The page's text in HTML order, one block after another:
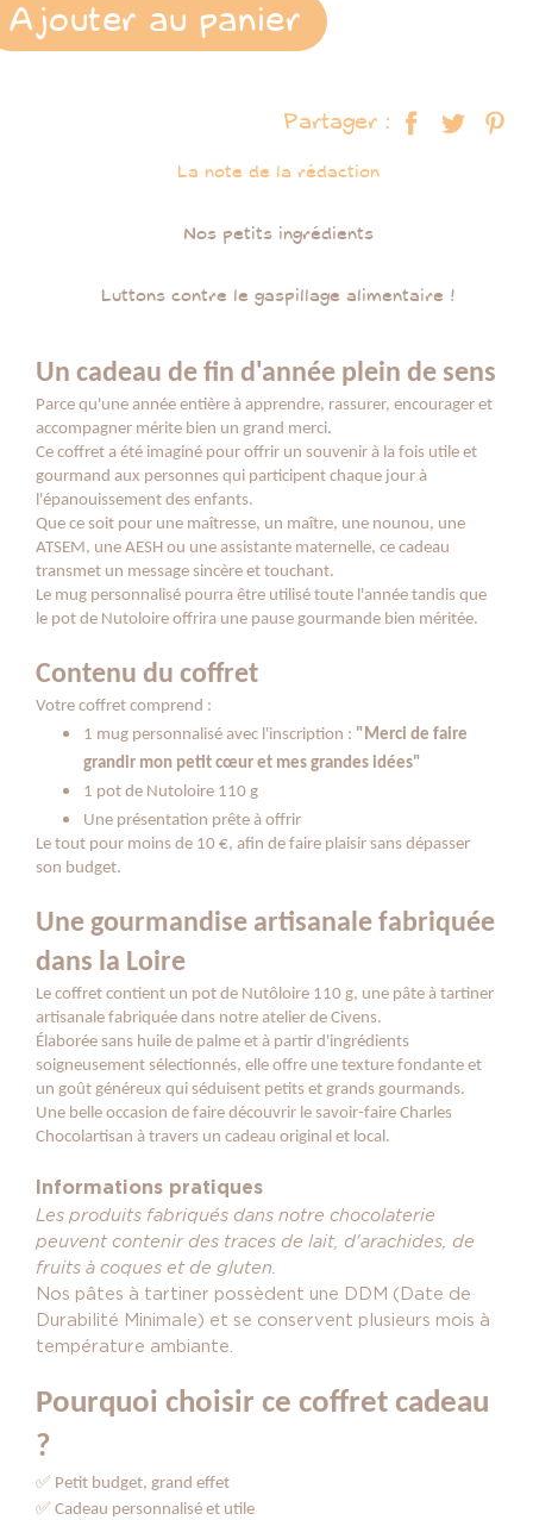
Ajouter au panier
La note de la rédaction
Nos petits ingrédients
Luttons contre le gaspillage alimentaire !
Un cadeau de fin d'année plein de sens
Parce qu'une année entière à apprendre, rassurer, encourager et
accompagner mérite bien un grand merci.
Ce coffret a été imaginé pour offrir un souvenir à la fois utile et
gourmand aux personnes qui participent chaque jour à
l'épanouissement des enfants.
Que ce soit pour une maîtresse, un maître, une nounou, une
ATSEM, une AESH ou une assistante maternelle, ce cadeau
transmet un message sincère et touchant.
Le mug personnalisé pourra être utilisé toute l'année tandis que
le pot de Nutoloire offrira une pause gourmande bien méritée.
Contenu du coffret
Votre coffret comprend :
1 mug personnalisé avec l'inscription : "Merci de faire
grandir mon petit cœur et mes grandes idées"
1 pot de Nutoloire 110 g
Une présentation prête à offrir
Le tout pour moins de 10 €, afin de faire plaisir sans dépasser
son budget.
Une gourmandise artisanale fabriquée
dans la Loire
Le coffret contient un pot de Nutôloire 110 g, une pâte à tartiner
artisanale fabriquée dans notre atelier de Civens.
Élaborée sans huile de palme et à partir d'ingrédients
soigneusement sélectionnés, elle offre une texture fondante et
un goût généreux qui séduisent petits et grands gourmands.
Une belle occasion de faire découvrir le savoir-faire Charles
Chocolartisan à travers un cadeau original et local.
Informations pratiques
Les produits fabriqués dans notre chocolaterie
peuvent contenir des traces de lait, d'arachides, de
fruits à coques et de gluten.
Nos pâtes à tartiner possèdent une DDM (Date de
Durabilité Minimale) et se conservent plusieurs mois à
température ambiante.
Pourquoi choisir ce coffret cadeau
?
✅ Petit budget, grand effet
✅ Cadeau personnalisé et utile
Partager :